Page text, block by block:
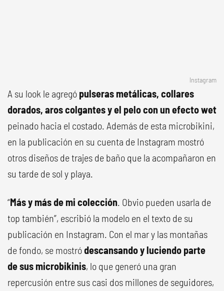
Instagram
A su look le agregó pulseras metálicas, collares
dorados, aros colgantes y el pelo con un efecto wet
peinado hacia el costado. Además de esta microbikini,
en la publicación en su cuenta de Instagram mostró
otros diseños de trajes de baño que la acompañaron en
su tarde de sol y playa.
“Más y más de mi colección. Obvio pueden usarla de
top también”, escribió la modelo en el texto de su
publicación en Instagram. Con el mar y las montañas
de fondo, se mostródescansando y luciendo parte
de sus microbikinis, lo que generó una gran
repercusión entre sus casi dos millones de seguidores,